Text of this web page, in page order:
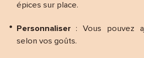
épices sur place.
Personnaliser: Vous pouvez
selon vos goûts.